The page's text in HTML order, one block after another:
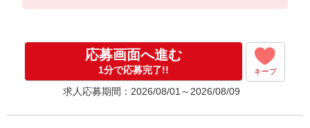
応募画面へ進む
1分で応募完了!! キープ
求人応募期間：2026/08/01～2026/08/09